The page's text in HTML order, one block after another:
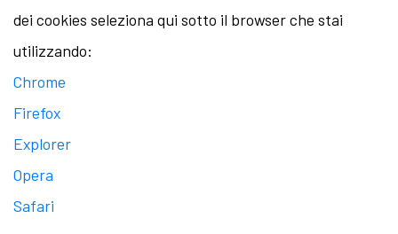
dei cookies seleziona qui sotto il browser che stai
utilizzando:
Chrome
Firefox
Explorer
Opera
Safari